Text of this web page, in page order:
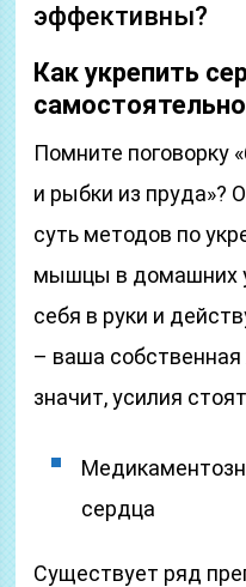
эффективны?
Как укрепить
Помните поговорку
и рыбки из пруда»?
суть методов по
мышцы в домашних
себя в руки и
– ваша собственная
значит, усилия
сердца
Существует ряд